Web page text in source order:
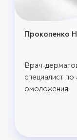
Прокопенко
Врач-
специалист
омоложения